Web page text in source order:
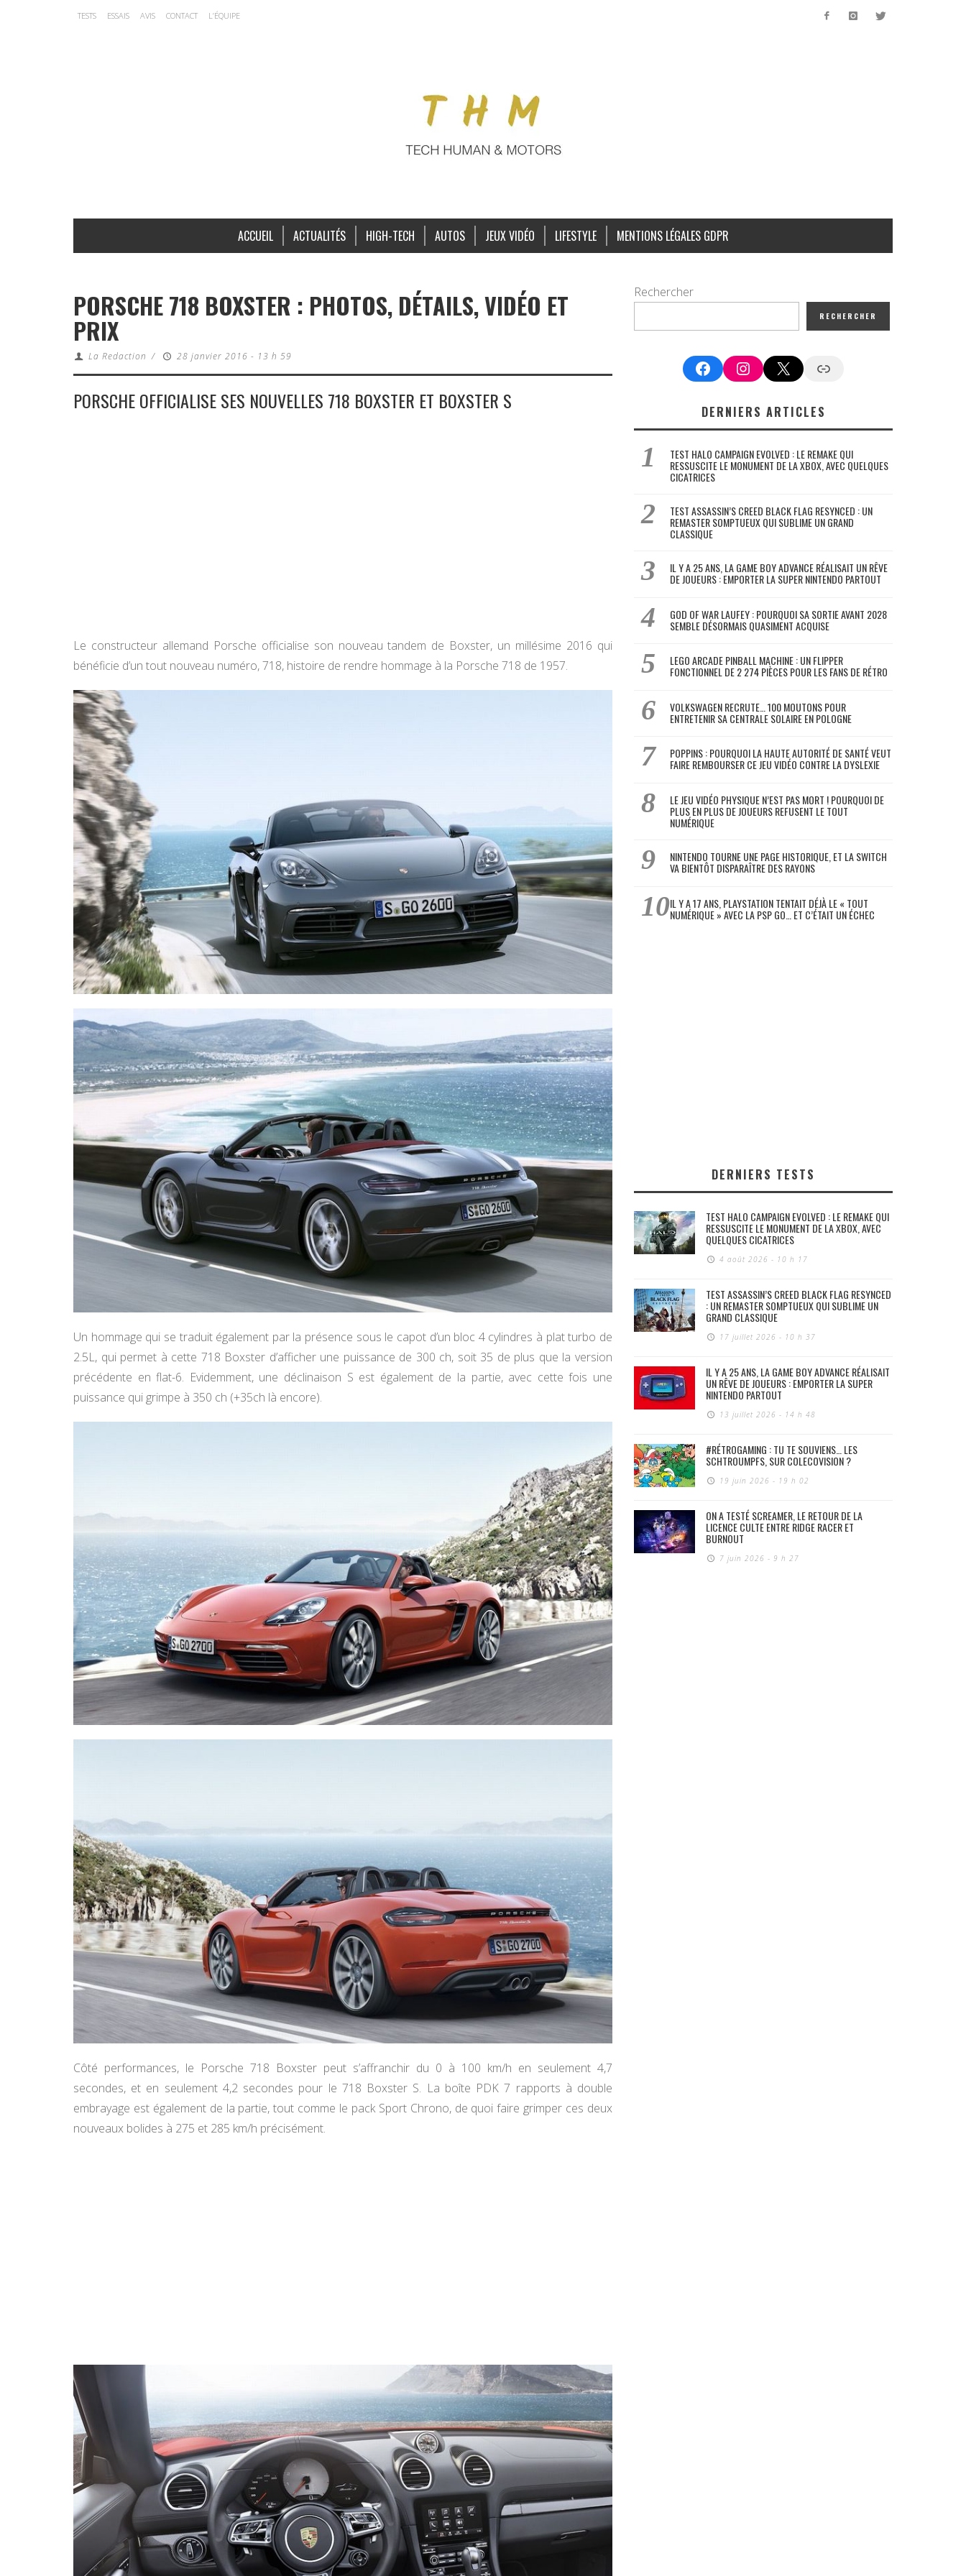
TESTS ESSAIS AVIS CONTACT L’ÉQUIPE
ACCUEIL ACTUALITÉS HIGH-TECH AUTOS JEUX VIDÉO LIFESTYLE MENTIONS LÉGALES GDPR
PORSCHE 718 BOXSTER : PHOTOS, DÉTAILS, VIDÉO ET
PRIX
La Redaction / 28 janvier 2016 - 13 h 59
PORSCHE OFFICIALISE SES NOUVELLES 718 BOXSTER ET BOXSTER S
Le constructeur allemand Porsche officialise son nouveau tandem de Boxster, un millésime 2016 qui
bénéficie d’un tout nouveau numéro, 718, histoire de rendre hommage à la Porsche 718 de 1957.
Un hommage qui se traduit également par la présence sous le capot d’un bloc 4 cylindres à plat turbo de
2.5L, qui permet à cette 718 Boxster d’afficher une puissance de 300 ch, soit 35 de plus que la version
précédente en flat-6. Evidemment, une déclinaison S est également de la partie, avec cette fois une
puissance qui grimpe à 350 ch (+35ch là encore).
Côté performances, le Porsche 718 Boxster peut s’affranchir du 0 à 100 km/h en seulement 4,7
secondes, et en seulement 4,2 secondes pour le 718 Boxster S. La boîte PDK 7 rapports à double
embrayage est également de la partie, tout comme le pack Sport Chrono, de quoi faire grimper ces deux
nouveaux bolides à 275 et 285 km/h précisément.
Rechercher
RECHERCHER
FacebookInstagram
X Google News
DERNIERS ARTICLES
TEST HALO CAMPAIGN EVOLVED : LE REMAKE QUI
RESSUSCITE LE MONUMENT DE LA XBOX, AVEC QUELQUES
CICATRICES
TEST ASSASSIN’S CREED BLACK FLAG RESYNCED : UN
REMASTER SOMPTUEUX QUI SUBLIME UN GRAND
CLASSIQUE
IL Y A 25 ANS, LA GAME BOY ADVANCE RÉALISAIT UN RÊVE
DE JOUEURS : EMPORTER LA SUPER NINTENDO PARTOUT
GOD OF WAR LAUFEY : POURQUOI SA SORTIE AVANT 2028
SEMBLE DÉSORMAIS QUASIMENT ACQUISE
LEGO ARCADE PINBALL MACHINE : UN FLIPPER
FONCTIONNEL DE 2 274 PIÈCES POUR LES FANS DE RÉTRO
VOLKSWAGEN RECRUTE… 100 MOUTONS POUR
ENTRETENIR SA CENTRALE SOLAIRE EN POLOGNE
POPPINS : POURQUOI LA HAUTE AUTORITÉ DE SANTÉ VEUT
FAIRE REMBOURSER CE JEU VIDÉO CONTRE LA DYSLEXIE
LE JEU VIDÉO PHYSIQUE N’EST PAS MORT ! POURQUOI DE
PLUS EN PLUS DE JOUEURS REFUSENT LE TOUT
NUMÉRIQUE
NINTENDO TOURNE UNE PAGE HISTORIQUE, ET LA SWITCH
VA BIENTÔT DISPARAÎTRE DES RAYONS
IL Y A 17 ANS, PLAYSTATION TENTAIT DÉJÀ LE « TOUT
NUMÉRIQUE » AVEC LA PSP GO… ET C’ÉTAIT UN ÉCHEC
DERNIERS TESTS
TEST HALO CAMPAIGN EVOLVED : LE REMAKE QUI
RESSUSCITE LE MONUMENT DE LA XBOX, AVEC
QUELQUES CICATRICES
4 août 2026 - 10 h 17
TEST ASSASSIN’S CREED BLACK FLAG RESYNCED
: UN REMASTER SOMPTUEUX QUI SUBLIME UN
GRAND CLASSIQUE
17 juillet 2026 - 10 h 37
IL Y A 25 ANS, LA GAME BOY ADVANCE RÉALISAIT
UN RÊVE DE JOUEURS : EMPORTER LA SUPER
NINTENDO PARTOUT
13 juillet 2026 - 14 h 48
#RÉTROGAMING : TU TE SOUVIENS… LES
SCHTROUMPFS, SUR COLECOVISION ?
19 juin 2026 - 19 h 02
ON A TESTÉ SCREAMER, LE RETOUR DE LA
LICENCE CULTE ENTRE RIDGE RACER ET
BURNOUT
7 juin 2026 - 9 h 27